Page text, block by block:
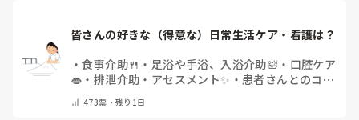
皆さんの好きな（得意な）日常生活ケア・看護は？
・食事介助🍴 ・ 足浴や手浴、入浴介助🛀 ・ 口腔ケア
👄 ・ 排泄介助・アセスメント✨ ・ 患者さんとのコミ
で教えてください）
473票・残り1日